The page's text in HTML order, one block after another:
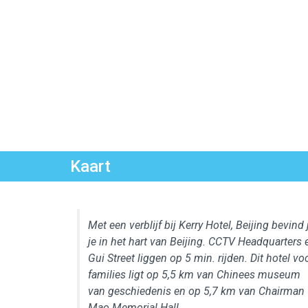
Kaart
Met een verblijf bij Kerry Hotel, Beijing bevind
je in het hart van Beijing. CCTV Headquarters
Gui Street liggen op 5 min. rijden. Dit hotel
families ligt op 5,5 km van Chinees museum
van geschiedenis en op 5,7 km van Chairman